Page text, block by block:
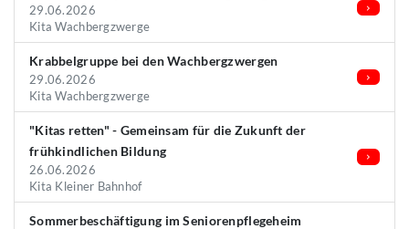
29.06.2026
Kita Wachbergzwerge
Krabbelgruppe bei den Wachbergzwergen
29.06.2026
Kita Wachbergzwerge
"Kitas retten" - Gemeinsam für die Zukunft der
frühkindlichen Bildung
26.06.2026
Kita Kleiner Bahnhof
Sommerbeschäftigung im Seniorenpflegeheim